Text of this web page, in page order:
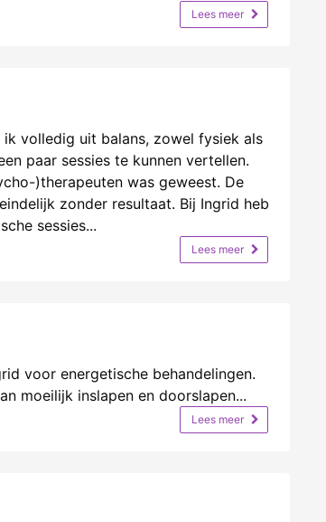
Lees meer
volledig uit balans, zowel fysiek als
paar sessies te kunnen vertellen.
)therapeuten was geweest. De
zonder resultaat. Bij Ingrid heb
sessies...
Lees meer
voor energetische behandelingen.
moeilijk inslapen en doorslapen...
Lees meer